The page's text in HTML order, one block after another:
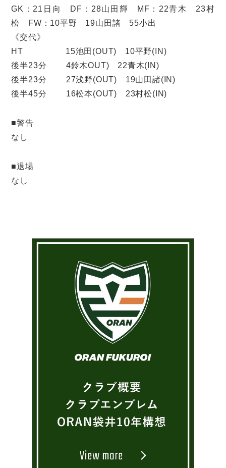
GK：21日向 DF：28山田輝 MF：22青木 23村
松 FW：10平野 19山田諸 55小出
《交代》
HT 15池田(OUT) 10平野(IN)
後半23分 4鈴木OUT) 22青木(IN)
後半23分 27浅野(OUT) 19山田諸(IN)
後半45分 16松本(OUT) 23村松(IN)
■警告
なし
■退場
なし